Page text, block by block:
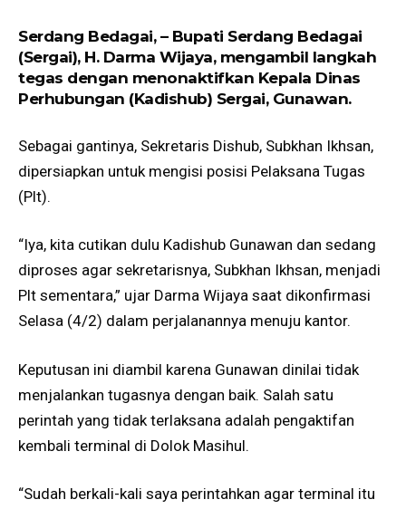
Serdang Bedagai, – Bupati Serdang Bedagai
(Sergai), H. Darma Wijaya, mengambil langkah
tegas dengan menonaktifkan Kepala Dinas
Perhubungan (Kadishub) Sergai, Gunawan.
Sebagai gantinya, Sekretaris Dishub, Subkhan Ikhsan,
dipersiapkan untuk mengisi posisi Pelaksana Tugas
(Plt).
“Iya, kita cutikan dulu Kadishub Gunawan dan sedang
diproses agar sekretarisnya, Subkhan Ikhsan, menjadi
Plt sementara,” ujar Darma Wijaya saat dikonfirmasi
Selasa (4/2) dalam perjalanannya menuju kantor.
Keputusan ini diambil karena Gunawan dinilai tidak
menjalankan tugasnya dengan baik. Salah satu
perintah yang tidak terlaksana adalah pengaktifan
kembali terminal di Dolok Masihul.
“Sudah berkali-kali saya perintahkan agar terminal itu